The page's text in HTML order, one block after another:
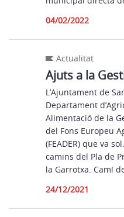
04/02/2022
Actualitat
Ajuts a la
L’Ajuntament de
Departament
Alimentació de la
del Fons Europeu
(FEADER) que va
camins del Pla de
la Garrotxa. Camí
24/12/2021